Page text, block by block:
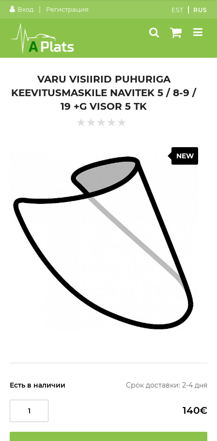
Вход | Регистрация EST RUS
VARU VISIIRID PUHURIGA
KEEVITUSMASKILE NAVITEK 5 / 8-9 /
19 +G VISOR 5 TK
NEW
Есть в наличии Срок доставки: 2-4 дня
140€